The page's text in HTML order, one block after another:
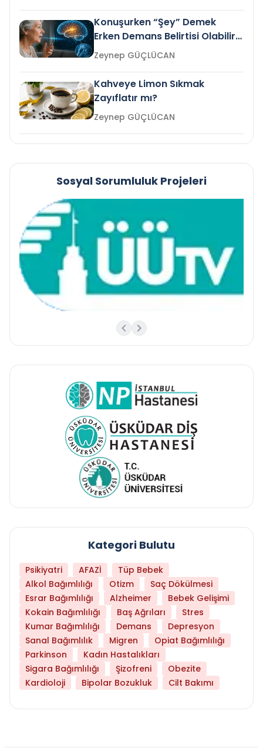
Konuşurken “Şey” Demek
Erken Demans Belirtisi Olabilir
mi?
Zeynep GÜÇLÜCAN
Kahveye Limon Sıkmak
Zayıflatır mı?
Zeynep GÜÇLÜCAN
Sosyal Sorumluluk Projeleri
Kategori Bulutu
Psikiyatri AFAZİ
Tüp Bebek
Alkol Bağımlılığı
Otizm
Saç Dökülmesi
Esrar Bağımlılığı
Alzheimer
Bebek Gelişimi
Kokain Bağımlılığı
Baş Ağrıları
Stres
Kumar Bağımlılığı
Demans
Depresyon
Sanal Bağımlılık
Migren
Opiat Bağımlılığı
Parkinson
Kadın Hastalıkları
Sigara Bağımlılığı
Şizofreni
Obezite
Kardioloji
Bipolar Bozukluk Cilt Bakımı